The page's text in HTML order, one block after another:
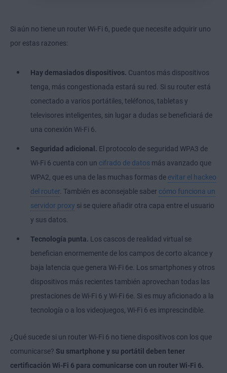
Si aún no tiene un router Wi-Fi 6, puede que necesite adquirir uno
por estas razones:
Hay demasiados dispositivos. Cuantos más dispositivos
tenga, más congestionada estará su red. Si su router está
conectado a varios portátiles, teléfonos, tabletas y
televisores inteligentes, sin lugar a dudas se beneficiará de
una conexión Wi-Fi 6.
Seguridad adicional. El protocolo de seguridad WPA3 de
Wi-Fi 6 cuenta con un cifrado de datos más avanzado que
WPA2, que es una de las muchas formas de evitar el hackeo
del router. También es aconsejable saber cómo funciona un
servidor proxy si se quiere añadir otra capa entre el usuario
y sus datos.
Tecnología punta. Los cascos de realidad virtual se
benefician enormemente de los campos de corto alcance y
baja latencia que genera Wi-Fi 6e. Los smartphones y otros
dispositivos más recientes también aprovechan todas las
prestaciones de Wi-Fi 6 y Wi-Fi 6e. Si es muy aficionado a la
tecnología o a los videojuegos, Wi-Fi 6 es imprescindible.
¿Qué sucede si un router Wi-Fi 6 no tiene dispositivos con los que
comunicarse? Su smartphone y su portátil deben tener
certificación Wi-Fi 6 para comunicarse con un router Wi-Fi 6.